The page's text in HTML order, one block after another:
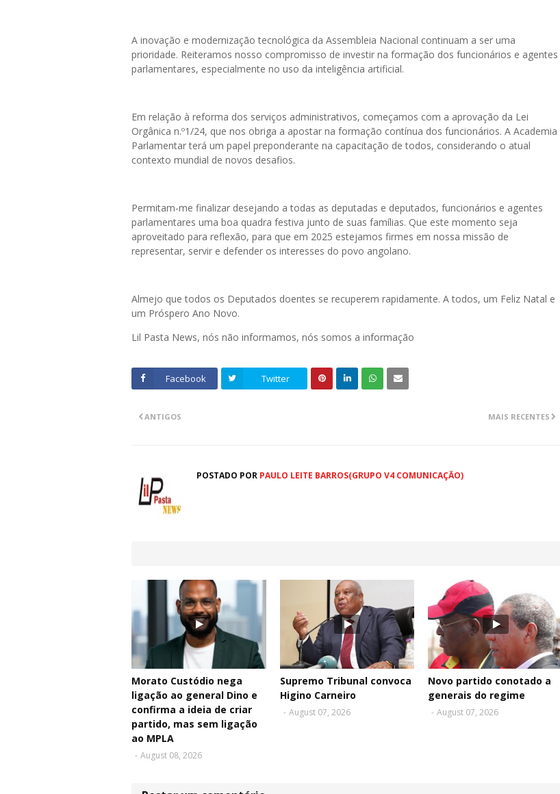
A inovação e modernização tecnológica da Assembleia Nacional continuam a ser uma
prioridade. Reiteramos nosso compromisso de investir na formação dos funcionários e agentes
parlamentares, especialmente no uso da inteligência artificial.
Em relação à reforma dos serviços administrativos, começamos com a aprovação da Lei
Orgânica n.º1/24, que nos obriga a apostar na formação contínua dos funcionários. A Academia
Parlamentar terá um papel preponderante na capacitação de todos, considerando o atual
contexto mundial de novos desafios.
Permitam-me finalizar desejando a todas as deputadas e deputados, funcionários e agentes
parlamentares uma boa quadra festiva junto de suas famílias. Que este momento seja
aproveitado para reflexão, para que em 2025 estejamos firmes em nossa missão de
representar, servir e defender os interesses do povo angolano.
Almejo que todos os Deputados doentes se recuperem rapidamente. A todos, um Feliz Natal e
um Próspero Ano Novo.
Lil Pasta News, nós não informamos, nós somos a informação
Facebook Twitter
MAIS RECENTES
ANTIGOS
POSTADO POR PAULO LEITE BARROS(GRUPO V4 COMUNICAÇÃO)
Morato Custódio nega
ligação ao general Dino e
confirma a ideia de criar
partido, mas sem ligação
ao MPLA
- August 08, 2026
Supremo Tribunal convoca
Higino Carneiro
- August 07, 2026
Novo partido conotado a
generais do regime
- August 07, 2026